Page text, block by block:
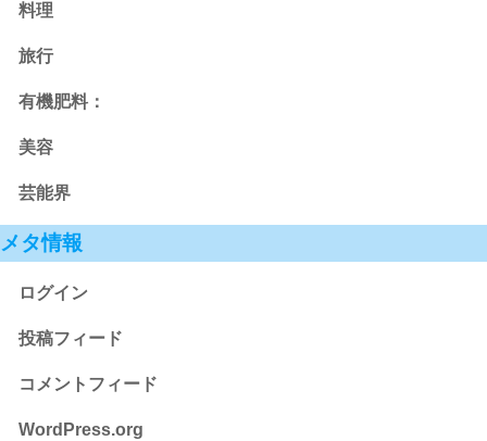
料理
旅行
有機肥料：
美容
芸能界
メタ情報
ログイン
投稿フィード
コメントフィード
WordPress.org